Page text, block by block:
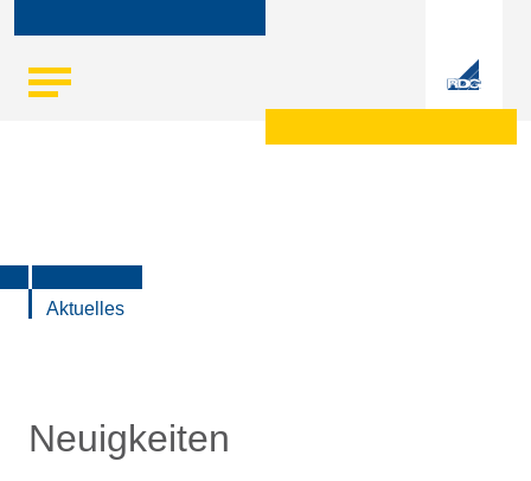
Skip
content
Aktuelles
Neuigkeiten